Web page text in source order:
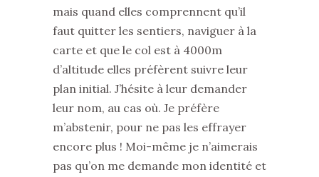
mais quand elles comprennent qu’il
faut quitter les sentiers, naviguer à la
carte et que le col est à 4000m
d’altitude elles préfèrent suivre leur
plan initial. J’hésite à leur demander
leur nom, au cas où. Je préfère
m’abstenir, pour ne pas les effrayer
encore plus ! Moi-même je n’aimerais
pas qu’on me demande mon identité et